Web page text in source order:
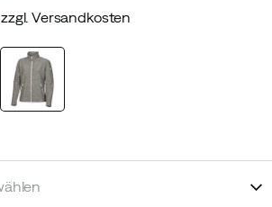
Versandkosten